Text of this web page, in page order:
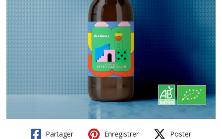
Partager Enregistrer Poster